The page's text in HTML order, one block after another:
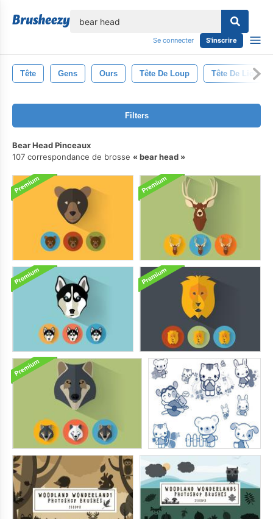
Se connecter S'inscrire
Tête Gens Ours Tête De Loup Tête De Lion
Filters
Bear Head Pinceaux
107 correspondance de brosse
bear head